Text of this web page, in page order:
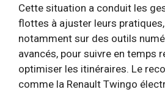
Cette situation a conduit les
flottes à ajuster leurs pratiques,
notamment sur des outils
avancés, pour suivre en temps
optimiser les itinéraires. Le
comme la Renault Twingo